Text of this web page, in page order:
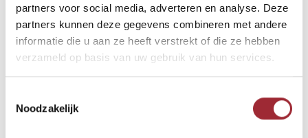
partners voor social media, adverteren en analyse. Deze
partners kunnen deze gegevens combineren met andere
informatie die u aan ze heeft verstrekt of die ze hebben
verzameld op basis van uw gebruik van hun services.
Noodzakelijk